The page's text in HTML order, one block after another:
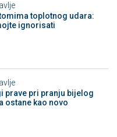
toplotnog udara:
ignorisati
prave pri pranju bijelog
ostane kao novo